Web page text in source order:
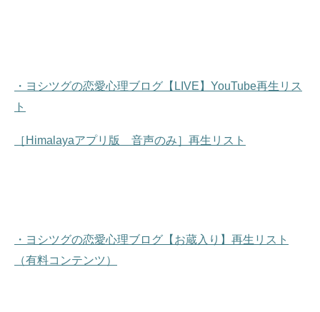
・ヨシツグの恋愛心理ブログ【LIVE】YouTube再生リス
ト
［Himalayaアプリ版 音声のみ］再生リスト
・ヨシツグの恋愛心理ブログ【お蔵入り】再生リスト
（有料コンテンツ）